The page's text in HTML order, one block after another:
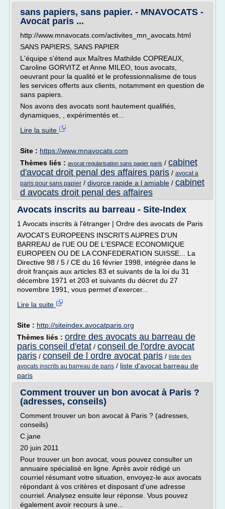
sans papiers, sans papier. - MNAVOCATS -
Avocat paris ...
http://www.mnavocats.com/activites_mn_avocats.html
SANS PAPIERS, SANS PAPIER
L'équipe s'étend aux Maîtres Mathilde COPREAUX,
Caroline GORVITZ et Anne MILEO, tous avocats,
oeuvrant pour la qualité et le professionnalisme de tous
les services offerts aux clients, notamment en question de
sans papiers.
Nos avons des avocats sont hautement qualifiés,
dynamiques, , expérimentés et...
Lire la suite
Site : https://www.mnavocats.com
Thèmes liés : avocat regularisation sans papier paris / cabinet
d'avocat droit penal des affaires paris / avocat a
paris pour sans papier / divorce rapide a l amiable / cabinet
d avocats droit penal des affaires
Avocats inscrits au barreau - Site-Index
1 Avocats inscrits à l'étranger | Ordre des avocats de Paris
AVOCATS EUROPEENS INSCRITS AUPRES D'UN
BARREAU de l'UE OU DE L'ESPACE ECONOMIQUE
EUROPEEN OU DE LA CONFEDERATION SUISSE... La
Directive 98 / 5 / CE du 16 février 1998, intégrée dans le
droit français aux articles 83 et suivants de la loi du 31
décembre 1971 et 203 et suivants du décret du 27
novembre 1991, vous permet d'exercer...
Lire la suite
Site : http://siteindex.avocatparis.org
Thèmes liés : ordre des avocats au barreau de
paris conseil d'etat / conseil de l'ordre avocat
paris / conseil de l ordre avocat paris / liste des
avocats inscrits au barreau de paris / liste d'avocat barreau de
paris
Comment trouver un bon avocat à Paris ?
(adresses, conseils)
Comment trouver un bon avocat à Paris ? (adresses,
conseils)
C.jane
20 juin 2011
Pour trouver un bon avocat, vous pouvez consulter un
annuaire spécialisé en ligne. Après avoir rédigé un
courriel résumant votre situation, envoyez-le aux avocats
répondant à vos critères et disposant d'une adresse
courriel. Analysez ensuite leur réponse. Vous pouvez
également avoir recours à une...